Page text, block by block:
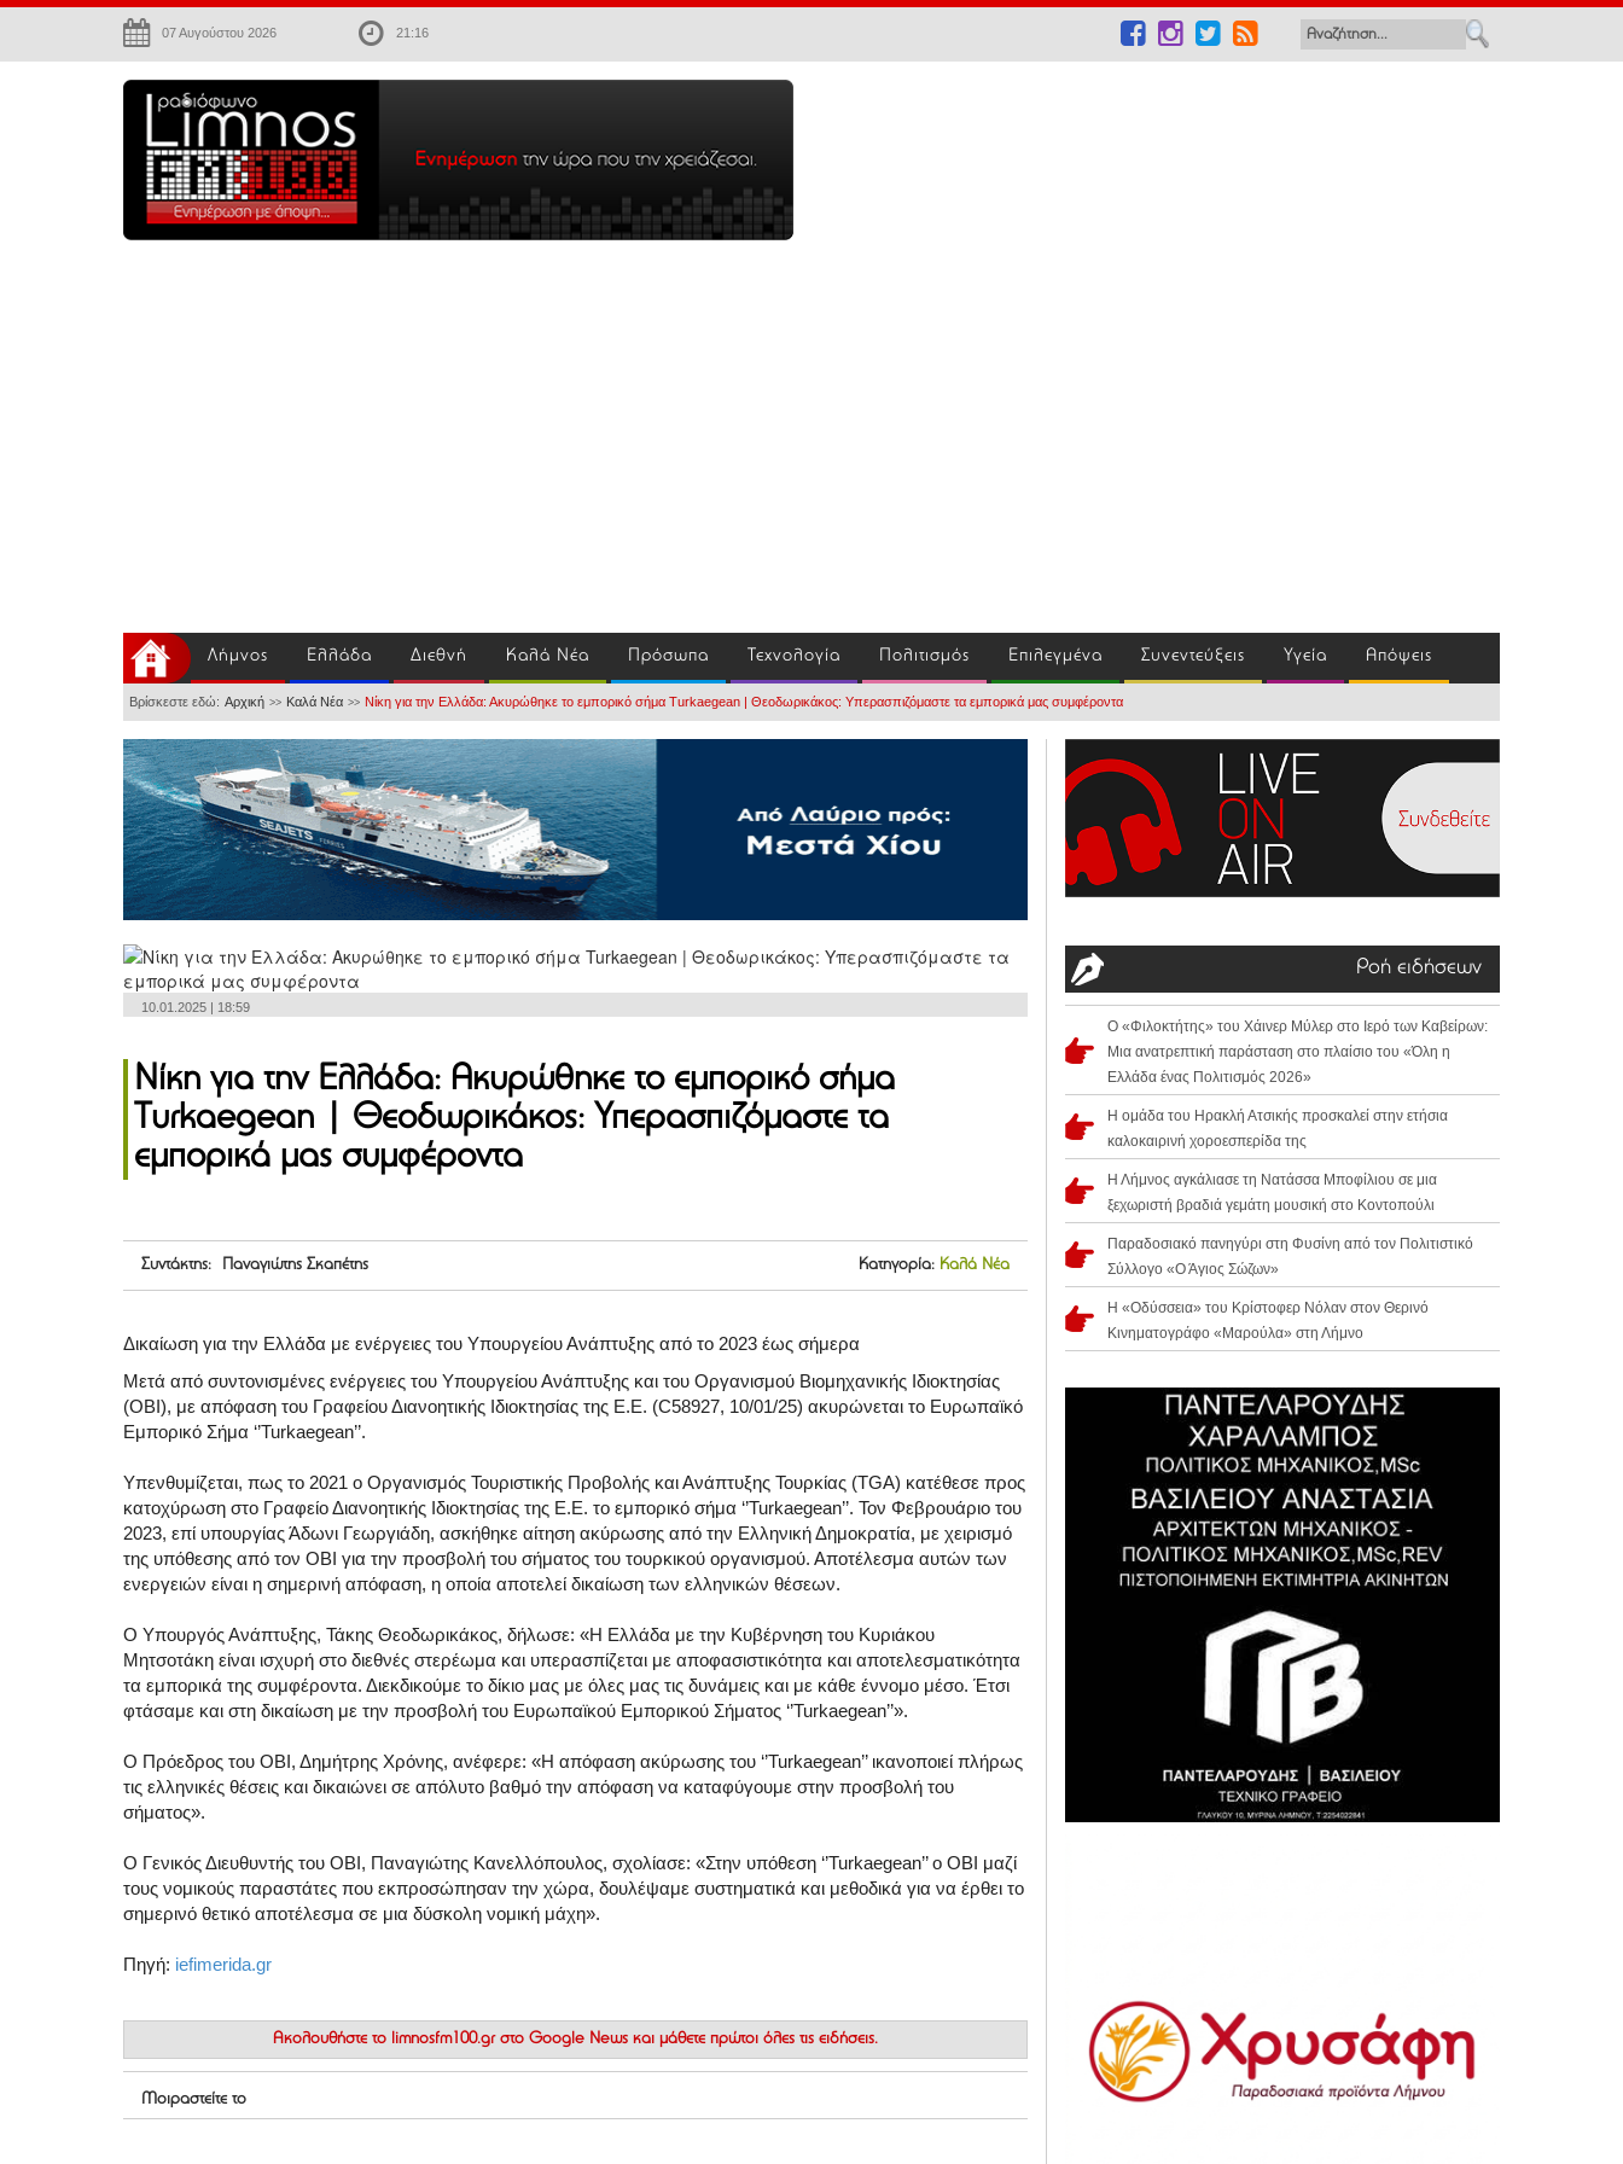
07 Αυγούστου 2026 21:16
Λήμνος Ελλάδα Διεθνή Καλά Νέα Πρόσωπα Τεχνολογία Πολιτισμός Επιλεγμένα Συνεντεύξεις Υγεία Απόψεις
Βρίσκεστε εδώ: Αρχική >> Καλά Νέα >> Νίκη για την Ελλάδα: Ακυρώθηκε το εμπορικό σήμα Turkaegean | Θεοδωρικάκος: Υπερασπιζόμαστε τα εμπορικά μας συμφέροντα
10.01.2025 | 18:59
Νίκη για την Ελλάδα: Ακυρώθηκε το εμπορικό σήμα
Turkaegean | Θεοδωρικάκος: Υπερασπιζόμαστε τα
εμπορικά μας συμφέροντα
Συντάκτης: Παναγιώτης Σκαπέτης Κατηγορία: Καλά Νέα
Δικαίωση για την Ελλάδα με ενέργειες του Υπουργείου Ανάπτυξης από το 2023 έως σήμερα
Μετά από συντονισμένες ενέργειες του Υπουργείου Ανάπτυξης και του Οργανισμού Βιομηχανικής Ιδιοκτησίας
(ΟΒΙ), με απόφαση του Γραφείου Διανοητικής Ιδιοκτησίας της Ε.Ε. (C58927, 10/01/25) ακυρώνεται το Ευρωπαϊκό
Εμπορικό Σήμα ‘’Turkaegean’’.
Υπενθυμίζεται, πως το 2021 ο Οργανισμός Τουριστικής Προβολής και Ανάπτυξης Τουρκίας (TGA) κατέθεσε προς
κατοχύρωση στο Γραφείο Διανοητικής Ιδιοκτησίας της Ε.Ε. το εμπορικό σήμα ‘’Turkaegean’’. Τον Φεβρουάριο του
2023, επί υπουργίας Άδωνι Γεωργιάδη, ασκήθηκε αίτηση ακύρωσης από την Ελληνική Δημοκρατία, με χειρισμό
της υπόθεσης από τον ΟΒΙ για την προσβολή του σήματος του τουρκικού οργανισμού. Αποτέλεσμα αυτών των
ενεργειών είναι η σημερινή απόφαση, η οποία αποτελεί δικαίωση των ελληνικών θέσεων.
Ο Υπουργός Ανάπτυξης, Τάκης Θεοδωρικάκος, δήλωσε: «Η Ελλάδα με την Κυβέρνηση του Κυριάκου
Μητσοτάκη είναι ισχυρή στο διεθνές στερέωμα και υπερασπίζεται με αποφασιστικότητα και αποτελεσματικότητα
τα εμπορικά της συμφέροντα. Διεκδικούμε το δίκιο μας με όλες μας τις δυνάμεις και με κάθε έννομο μέσο. Έτσι
φτάσαμε και στη δικαίωση με την προσβολή του Ευρωπαϊκού Εμπορικού Σήματος ‘’Turkaegean’’».
Ο Πρόεδρος του ΟΒΙ, Δημήτρης Χρόνης, ανέφερε: «Η απόφαση ακύρωσης του ‘’Turkaegean’’ ικανοποιεί πλήρως
τις ελληνικές θέσεις και δικαιώνει σε απόλυτο βαθμό την απόφαση να καταφύγουμε στην προσβολή του
σήματος».
Ο Γενικός Διευθυντής του ΟΒΙ, Παναγιώτης Κανελλόπουλος, σχολίασε: «Στην υπόθεση ‘’Turkaegean’’ o ΟΒΙ μαζί
τους νομικούς παραστάτες που εκπροσώπησαν την χώρα, δουλέψαμε συστηματικά και μεθοδικά για να έρθει το
σημερινό θετικό αποτέλεσμα σε μια δύσκολη νομική μάχη».
Πηγή: iefimerida.gr
Ακολουθήστε το limnosfm100.gr στο Google News και μάθετε πρώτοι όλες τις ειδήσεις.
Μοιραστείτε το
Ροή ειδήσεων
Ο «Φιλοκτήτης» του Χάινερ Μύλερ στο Ιερό των Καβείρων:
Μια ανατρεπτική παράσταση στο πλαίσιο του «Όλη η
Ελλάδα ένας Πολιτισμός 2026»
Η ομάδα του Ηρακλή Ατσικής προσκαλεί στην ετήσια
καλοκαιρινή χοροεσπερίδα της
Η Λήμνος αγκάλιασε τη Νατάσσα Μποφίλιου σε μια
ξεχωριστή βραδιά γεμάτη μουσική στο Κοντοπούλι
Παραδοσιακό πανηγύρι στη Φυσίνη από τον Πολιτιστικό
Σύλλογο «Ο Άγιος Σώζων»
Η «Οδύσσεια» του Κρίστοφερ Νόλαν στον Θερινό
Κινηματογράφο «Μαρούλα» στη Λήμνο